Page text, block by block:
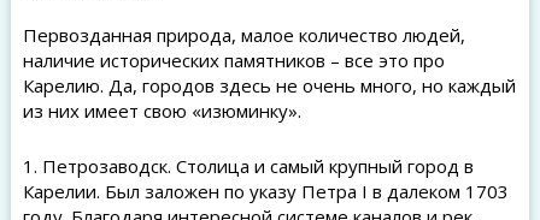
Первозданная природа, малое количество людей,
наличие исторических памятников – все это про
Карелию. Да, городов здесь не очень много, но каждый
из них имеет свою «изюминку».
1. Петрозаводск. Столица и самый крупный город в
Карелии. Был заложен по указу Петра I в далеком 1703